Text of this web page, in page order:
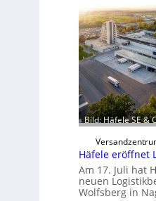
u
n
f
t
s
c
h
i
n
e
n
b
a
u
d
i
g
i
t
Bild: Häfele SE &
Häfele eröffnet
Am 17. Juli hat
neuen
Wolfsberg in